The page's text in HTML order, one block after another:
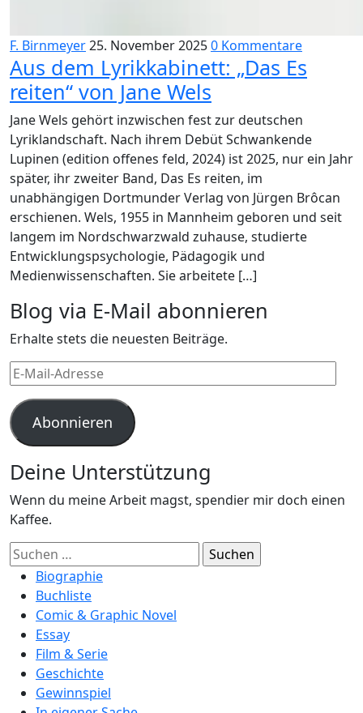
F. Birnmeyer25. November 20250 Kommentare
Aus dem Lyrikkabinett: „Das Es
reiten“ von Jane Wels
Jane Wels gehört inzwischen fest zur deutschen
Lyriklandschaft. Nach ihrem Debüt Schwankende
Lupinen (edition offenes feld, 2024) ist 2025, nur ein Jahr
später, ihr zweiter Band, Das Es reiten, im
unabhängigen Dortmunder Verlag von Jürgen Brôcan
erschienen. Wels, 1955 in Mannheim geboren und seit
langem im Nordschwarzwald zuhause, studierte
Entwicklungspsychologie, Pädagogik und
Medienwissenschaften. Sie arbeitete […]
Blog via E-Mail abonnieren
Erhalte stets die neuesten Beiträge.
E-
Mail-
Adresse
Abonnieren
Deine Unterstützung
Wenn du meine Arbeit magst, spendier mir doch einen
Kaffee.
Suchen
nach:Biographie
Buchliste
Comic & Graphic Novel
Essay
Film & Serie
Geschichte
Gewinnspiel